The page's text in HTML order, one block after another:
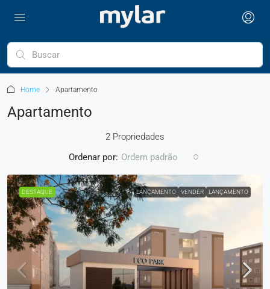
Home Apartamento
Apartamento
2 Propriedades
Ordenar por: Ordem padrão
DESTAQUE LANÇAMENTO VENDER LANÇAMENTO